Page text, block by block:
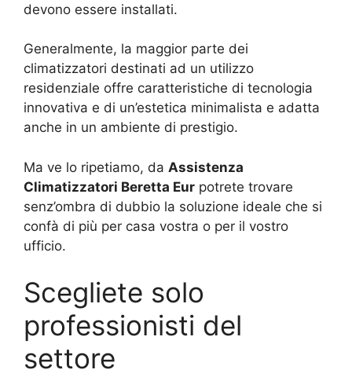
devono essere installati.
Generalmente, la maggior parte dei
climatizzatori destinati ad un utilizzo
residenziale offre caratteristiche di tecnologia
innovativa e di un’estetica minimalista e adatta
anche in un ambiente di prestigio.
Ma ve lo ripetiamo, da Assistenza
Climatizzatori Beretta Eur potrete trovare
senz’ombra di dubbio la soluzione ideale che si
confà di più per casa vostra o per il vostro
ufficio.
Scegliete solo
professionisti del
settore